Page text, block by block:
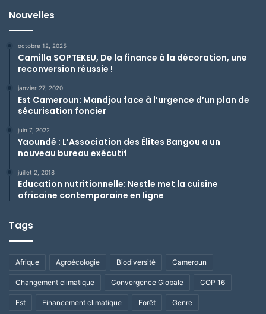
Nouvelles
octobre 12, 2025
Camilla SOPTEKEU, De la finance à la décoration, une
reconversion réussie !
janvier 27, 2020
Est Cameroun: Mandjou face à l’urgence d’un plan de
sécurisation foncier
juin 7, 2022
Yaoundé : L’Association des Élites Bangou a un
nouveau bureau exécutif
juillet 2, 2018
Education nutritionnelle: Nestle met la cuisine
africaine contemporaine en ligne
Tags
Afrique Agroécologie Biodiversité Cameroun
Changement climatique Convergence Globale COP 16
Est Financement climatique Forêt Genre